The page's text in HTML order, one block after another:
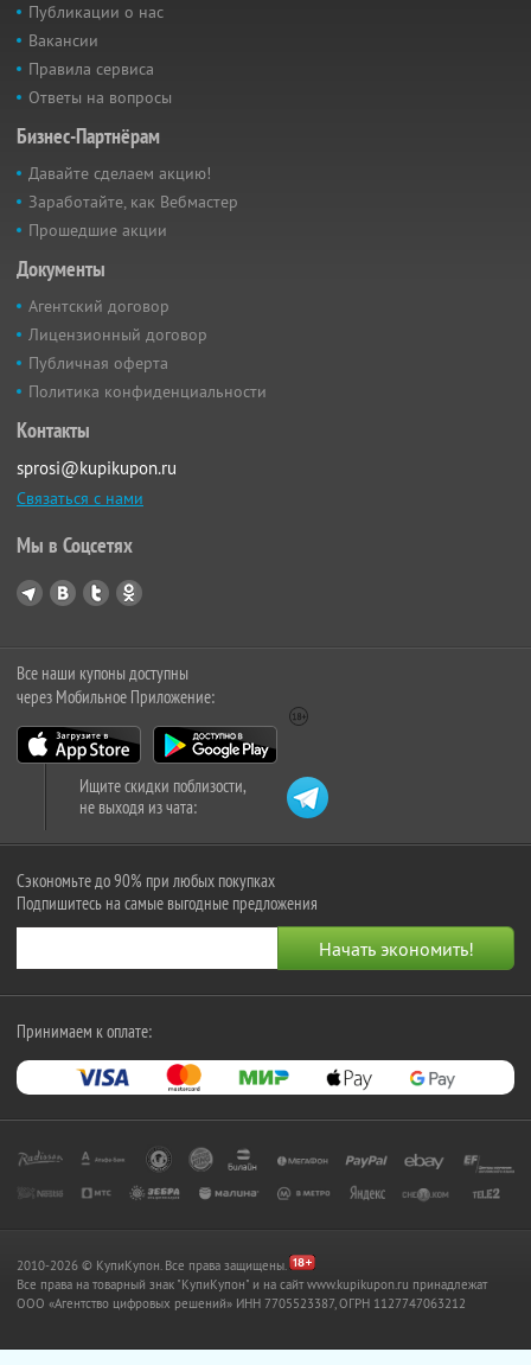
Публикации о нас
Вакансии
Правила сервиса
Ответы на вопросы
Бизнес-Партнёрам
Давайте сделаем акцию!
Заработайте, как Вебмастер
Прошедшие акции
Документы
Агентский договор
Лицензионный договор
Публичная оферта
Политика конфиденциальности
Контакты
sprosi@kupikupon.ru
Связаться с нами
Мы в Соцсетях
Все наши купоны доступны
через Мобильное Приложение:
Ищите скидки поблизости,
не выходя из чата:
Сэкономьте до 90% при любых покупках
Подпишитесь на самые выгодные предложения
Принимаем к оплате:
2010-2026 © КупиКупон. Все права защищены.
Все права на товарный знак "КупиКупон" и на сайт www.kupikupon.ru принадлежат
OOO «Агентство цифровых решений» ИНН 7705523387, ОГРН 1127747063212